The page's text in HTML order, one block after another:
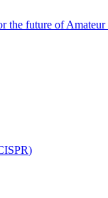
the future of Amateur
)